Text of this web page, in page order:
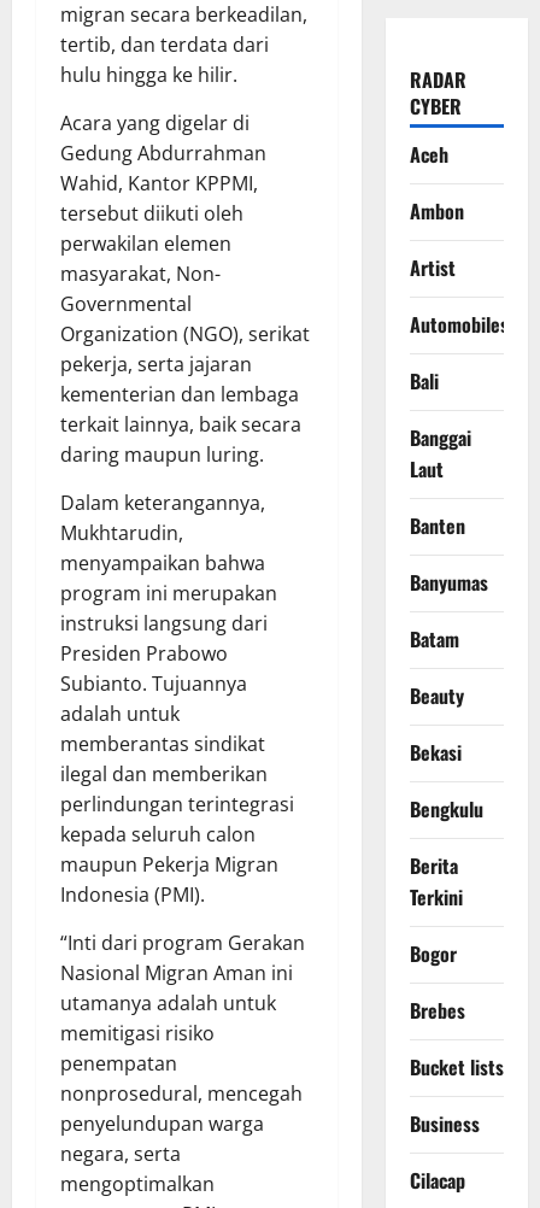
migran secara berkeadilan,
tertib, dan terdata dari
hulu hingga ke hilir.
Acara yang digelar di
Gedung Abdurrahman
Wahid, Kantor KPPMI,
tersebut diikuti oleh
perwakilan elemen
masyarakat, Non-
Governmental
Organization (NGO), serikat
pekerja, serta jajaran
kementerian dan lembaga
terkait lainnya, baik secara
daring maupun luring.
Dalam keterangannya,
Mukhtarudin,
menyampaikan bahwa
program ini merupakan
instruksi langsung dari
Presiden Prabowo
Subianto. Tujuannya
adalah untuk
memberantas sindikat
ilegal dan memberikan
perlindungan terintegrasi
kepada seluruh calon
maupun Pekerja Migran
Indonesia (PMI).
“Inti dari program Gerakan
Nasional Migran Aman ini
utamanya adalah untuk
memitigasi risiko
penempatan
nonprosedural, mencegah
penyelundupan warga
negara, serta
mengoptimalkan
RADAR
CYBER
Aceh
Ambon
Artist
Automobiles
Bali
Banggai
Laut
Banten
Banyumas
Batam
Beauty
Bekasi
Bengkulu
Berita
Terkini
Bogor
Brebes
Bucket lists
Business
Cilacap